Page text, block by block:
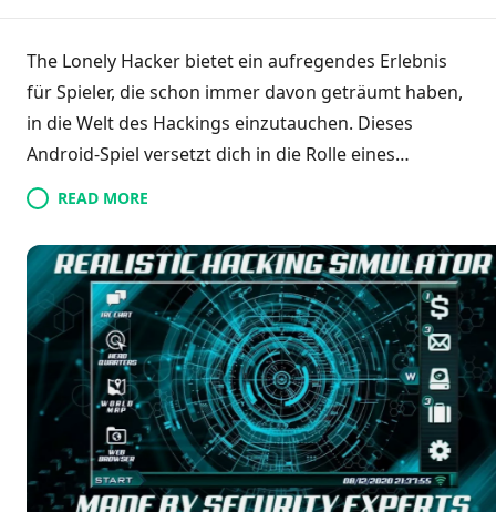
The Lonely Hacker bietet ein aufregendes Erlebnis
für Spieler, die schon immer davon geträumt haben,
in die Welt des Hackings einzutauchen. Dieses
Android-Spiel versetzt dich in die Rolle eines
erfahrenen Hackers, der in der Lage ist, Computer
zu knacken, vertrauliche Dateien zu entsperren und
hochsichere staatliche Systeme mit spezialisierter
Software zu kompromittieren. Reise weltweit, um
geschützte Standorte zu infiltrieren und nutze
realistische Hacking-Tools, die für ein immersives
Erlebnis sorgen. Für die Momente, in denen du eine
Pause von deinen Cyber-Aktivitäten benötigst,
beinhaltet das Spiel auch eine Reihe von
unterhaltsamen Mini-Spielen, die dich bestens
unterhalten werden.
READ MORE